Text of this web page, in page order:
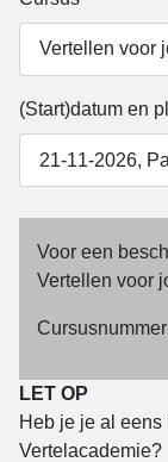
(Start)datum en
Voor een
Vertellen voor
LET OP
Heb je je al
Vertelacademie?